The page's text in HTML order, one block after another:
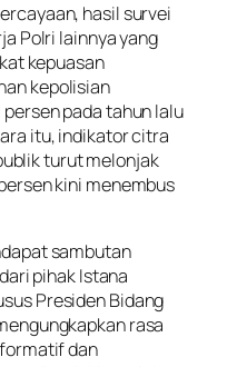
hasil survei
Polri lainnya yang
kepuasan
kepolisian
pada tahun lalu
itu, indikator citra
turut melonjak
kini menembus
sambutan
pihak Istana
Presiden Bidang
rasa
dan